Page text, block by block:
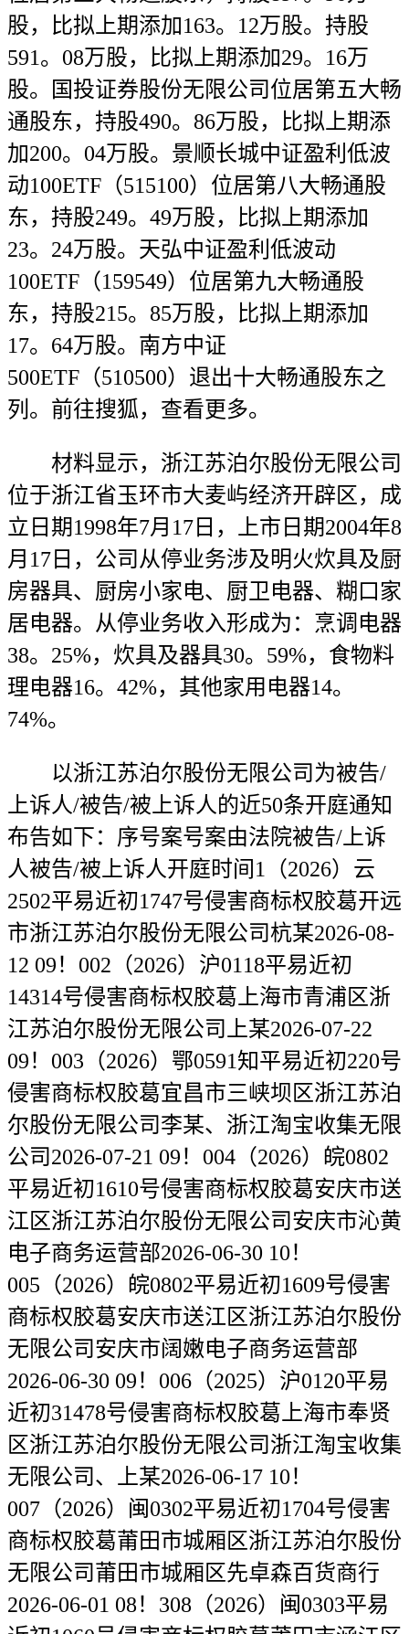
股，比拟上期添加163。12万股。持股
591。08万股，比拟上期添加29。16万
股。国投证券股份无限公司位居第五大畅
通股东，持股490。86万股，比拟上期添
加200。04万股。景顺长城中证盈利低波
动100ETF（515100）位居第八大畅通股
东，持股249。49万股，比拟上期添加
23。24万股。天弘中证盈利低波动
100ETF（159549）位居第九大畅通股
东，持股215。85万股，比拟上期添加
17。64万股。南方中证
500ETF（510500）退出十大畅通股东之
列。前往搜狐，查看更多。
材料显示，浙江苏泊尔股份无限公司
位于浙江省玉环市大麦屿经济开辟区，成
立日期1998年7月17日，上市日期2004年8
月17日，公司从停业务涉及明火炊具及厨
房器具、厨房小家电、厨卫电器、糊口家
居电器。从停业务收入形成为：烹调电器
38。25%，炊具及器具30。59%，食物料
理电器16。42%，其他家用电器14。
74%。
以浙江苏泊尔股份无限公司为被告/
上诉人/被告/被上诉人的近50条开庭通知
布告如下：序号案号案由法院被告/上诉
⼈被告/被上诉人开庭时间1（2026）云
2502平易近初1747号侵害商标权胶葛开远
市浙江苏泊尔股份无限公司杭某2026-08-
12 09！002（2026）沪0118平易近初
14314号侵害商标权胶葛上海市青浦区浙
江苏泊尔股份无限公司上某2026-07-22
09！003（2026）鄂0591知平易近初220号
侵害商标权胶葛宜昌市三峡坝区浙江苏泊
尔股份无限公司李某、浙江淘宝收集无限
公司2026-07-21 09！004（2026）皖0802
平易近初1610号侵害商标权胶葛安庆市送
江区浙江苏泊尔股份无限公司安庆市沁黄
电子商务运营部2026-06-30 10！
005（2026）皖0802平易近初1609号侵害
商标权胶葛安庆市送江区浙江苏泊尔股份
无限公司安庆市阔嫩电子商务运营部
2026-06-30 09！006（2025）沪0120平易
近初31478号侵害商标权胶葛上海市奉贤
区浙江苏泊尔股份无限公司浙江淘宝收集
无限公司、上某2026-06-17 10！
007（2026）闽0302平易近初1704号侵害
商标权胶葛莆田市城厢区浙江苏泊尔股份
无限公司莆田市城厢区先卓森百货商行
2026-06-01 08！308（2026）闽0303平易